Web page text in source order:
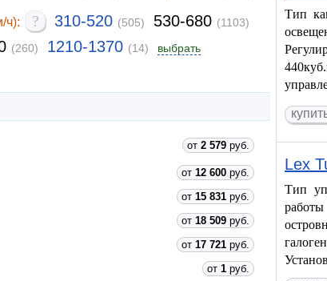
ч): ? 310-520 (505) 530-680 (1103)
(260) 1210-1370 (14) выбрать
от 2 579 руб.
от 12 600 руб.
от 15 831 руб.
от 18 509 руб.
от 17 721 руб.
от 1 руб.
Тип
Lex
Тип